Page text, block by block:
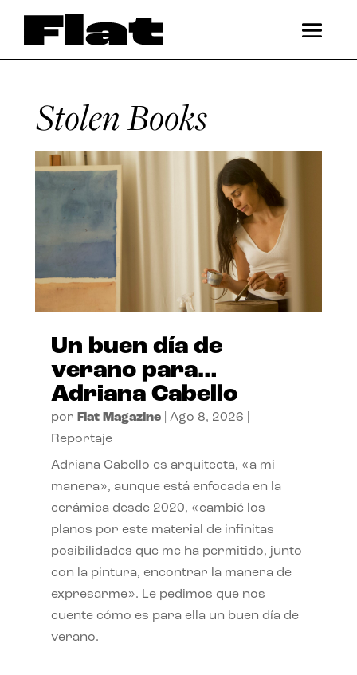
Stolen Books
Un buen día de
verano para…
Adriana Cabello
por Flat Magazine| Ago 8, 2026
Reportaje
Adriana Cabello es arquitecta, «a mi
manera», aunque está enfocada en la
cerámica desde 2020, «cambié los
planos por este material de infinitas
posibilidades que me ha permitido, junto
con la pintura, encontrar la manera de
expresarme». Le pedimos que nos
cuente cómo es para ella un buen día de
verano.